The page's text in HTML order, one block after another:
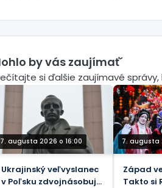
by vás zaujímať´
si ďalšie zaujímavé
7. augusta 2026 o 16:00
Ukrajinský veľvyslanec
v Poľsku zdvojnásobuje
7. augusta
Západ
Takto si